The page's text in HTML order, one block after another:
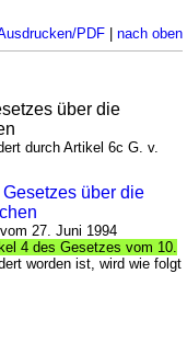
PDF| nach oben
über die
durch Artikel 6c G. v.
über die
27. Juni 1994
4 des Gesetzes vom 10.
worden ist, wird wie folgt